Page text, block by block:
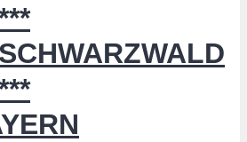
SCHWARZWALD